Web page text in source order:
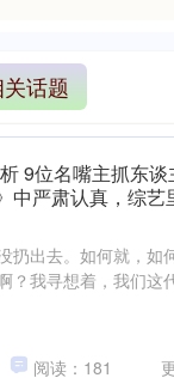
话题
9位名嘴主抓东
严肃认真，综艺
扔出去。如何就，如
？我寻想着，我们这
阅读：181